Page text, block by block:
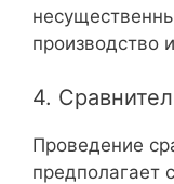
производство
4.
Проведение
предполагает